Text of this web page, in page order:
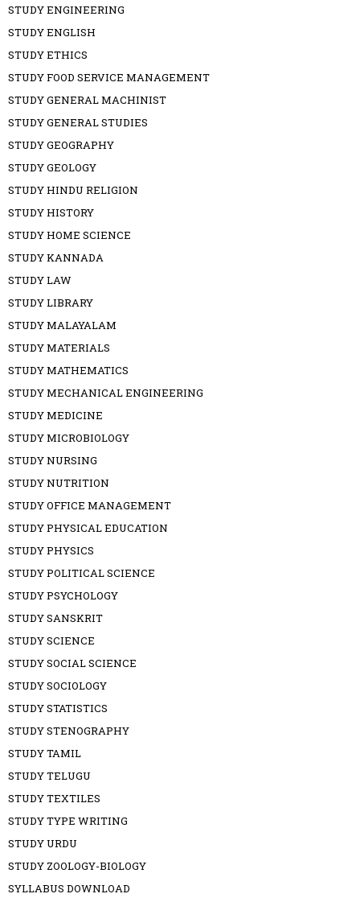
STUDY ENGINEERING
STUDY ENGLISH
STUDY ETHICS
STUDY FOOD SERVICE MANAGEMENT
STUDY GENERAL MACHINIST
STUDY GENERAL STUDIES
STUDY GEOGRAPHY
STUDY GEOLOGY
STUDY HINDU RELIGION
STUDY HISTORY
STUDY HOME SCIENCE
STUDY KANNADA
STUDY LAW
STUDY LIBRARY
STUDY MALAYALAM
STUDY MATERIALS
STUDY MATHEMATICS
STUDY MECHANICAL ENGINEERING
STUDY MEDICINE
STUDY MICROBIOLOGY
STUDY NURSING
STUDY NUTRITION
STUDY OFFICE MANAGEMENT
STUDY PHYSICAL EDUCATION
STUDY PHYSICS
STUDY POLITICAL SCIENCE
STUDY PSYCHOLOGY
STUDY SANSKRIT
STUDY SCIENCE
STUDY SOCIAL SCIENCE
STUDY SOCIOLOGY
STUDY STATISTICS
STUDY STENOGRAPHY
STUDY TAMIL
STUDY TELUGU
STUDY TEXTILES
STUDY TYPE WRITING
STUDY URDU
STUDY ZOOLOGY-BIOLOGY
SYLLABUS DOWNLOAD